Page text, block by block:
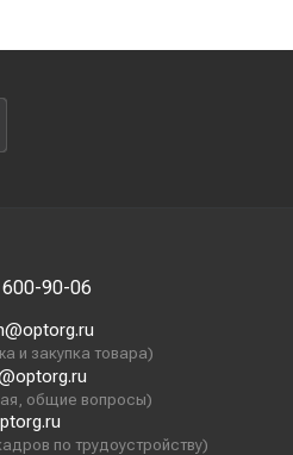
90-06
и закупка товара)
общие вопросы)
по трудоустройству)